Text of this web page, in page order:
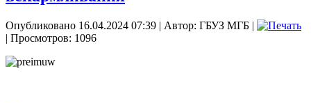
Опубликовано 16.04.2024 07:39 | Автор: ГБУЗ МГБ |
| Просмотров: 1096